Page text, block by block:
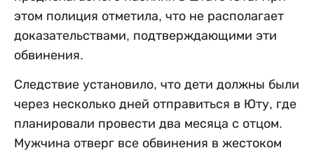
этом полиция отметила, что не располагает
доказательствами, подтверждающими эти
обвинения.
Следствие установило, что дети должны были
через несколько дней отправиться в Юту, где
планировали провести два месяца с отцом.
Мужчина отверг все обвинения в жестоком